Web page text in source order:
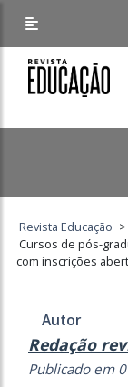
Revista Educação >
Cursos de pós-
com inscrições
Autor
Redação
Publicado em